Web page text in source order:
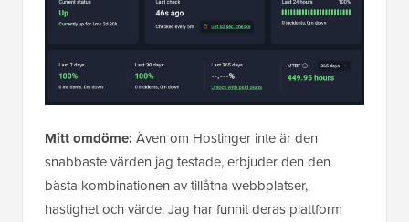
Mitt omdöme: Även om Hostinger inte är den
snabbaste värden jag testade, erbjuder den den
bästa kombinationen av tillåtna webbplatser,
hastighet och värde. Jag har funnit deras plattform